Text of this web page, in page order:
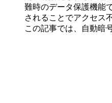
難時のデータ保護機能
されることでアクセス
この記事では、自動暗